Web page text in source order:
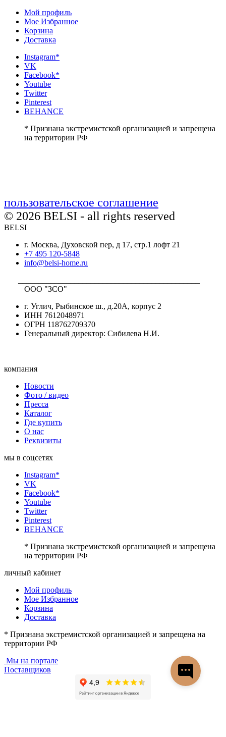
Мой профиль
Мое Избранное
Корзина
Доставка
Instagram*
VK
Facebook*
Youtube
Twitter
Pinterest
BEHANCE
* Признана экстремистской организацией и запрещена
на территории РФ
пользовательское соглашение
© 2026 BELSI - all rights reserved
BELSI
г. Москва, Духовской пер, д 17, стр.1 лофт 21
+7 495 120-5848
info@belsi-home.ru
ООО "ЗСО"
г. Углич, Рыбинское ш., д.20А, корпус 2
ИНН 7612048971
ОГРН 118762709370
Генеральный директор: Сибилева Н.И.
компания
Новости
Фото / видео
Пресса
Каталог
Где купить
О нас
Реквизиты
мы в соцсетях
Instagram*
VK
Facebook*
Youtube
Twitter
Pinterest
BEHANCE
* Признана экстремистской организацией и запрещена
на территории РФ
личный кабинет
Мой профиль
Мое Избранное
Корзина
Доставка
* Признана экстремистской организацией и запрещена на
территории РФ
Мы на портале
Поставщиков